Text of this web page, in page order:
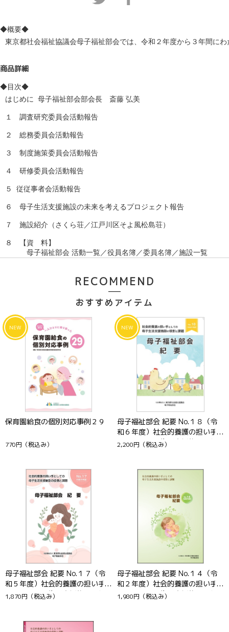
◆概要◆
東京都社会福祉協議会母子福祉部会では、令和２年度から３年間に
商品詳細
◆目次◆
はじめに	母子福祉部会部会長　斎藤 弘美
１　調査研究委員会活動報告
２　総務委員会活動報告
３　制度施策委員会活動報告
４　研修委員会活動報告
５  従従事者会活動報告
６　母子生活支援施設の未来を考えるプロジェクト報告
７　施設紹介（さくら荘／江戸川区そよ風松島荘）
８　【資　料】
母子福祉部会 活動一覧／役員名簿／委員名簿／施設一覧
RECOMMEND
おすすめアイテム
保育園給食の個別対応事例２９
770円 （税込み）
母子福祉部会 紀要 No.１８（令
和６年度）社会的養護の担い手
としての母子生活支援施設の役
2,200円 （税込み）
母子福祉部会 紀要 No.１７（令
和５年度）社会的養護の担い手
としての母子生活支援施設の役
1,870円 （税込み）
母子福祉部会 紀要 No.１４（令
和２年度）社会的養護の担い手
としての母子生活支援施設の役
1,980円 （税込み）